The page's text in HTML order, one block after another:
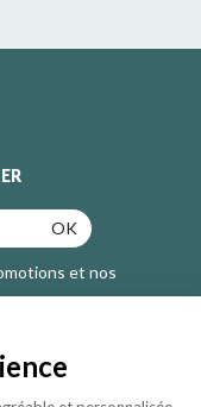
OK
et nos